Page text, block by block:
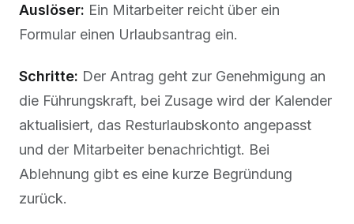
Auslöser: Ein Mitarbeiter reicht über ein
Formular einen Urlaubsantrag ein.
Schritte: Der Antrag geht zur Genehmigung an
die Führungskraft, bei Zusage wird der Kalender
aktualisiert, das Resturlaubskonto angepasst
und der Mitarbeiter benachrichtigt. Bei
Ablehnung gibt es eine kurze Begründung
zurück.